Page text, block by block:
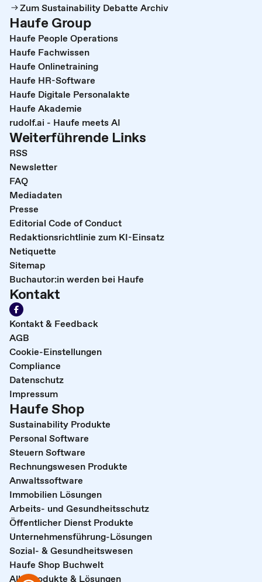
Zum Sustainability Debatte Archiv
Haufe Group
Haufe People Operations
Haufe Fachwissen
Haufe Onlinetraining
Haufe HR-Software
Haufe Digitale Personalakte
Haufe Akademie
rudolf.ai - Haufe meets AI
Weiterführende Links
RSS
Newsletter
FAQ
Mediadaten
Presse
Editorial Code of Conduct
Redaktionsrichtlinie zum KI-Einsatz
Netiquette
Sitemap
Buchautor:in werden bei Haufe
Kontakt
Kontakt & Feedback
AGB
Cookie-Einstellungen
Compliance
Datenschutz
Impressum
Haufe Shop
Sustainability Produkte
Personal Software
Steuern Software
Rechnungswesen Produkte
Anwaltssoftware
Immobilien Lösungen
Arbeits- und Gesundheitsschutz
Öffentlicher Dienst Produkte
Unternehmensführung-Lösungen
Sozial- & Gesundheitswesen
Haufe Shop Buchwelt
Alle Produkte & Lösungen